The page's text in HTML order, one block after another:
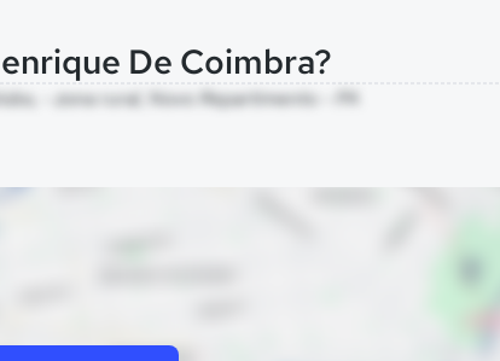
De Coimbra?
- zona rural, Novo Repartimento - PA